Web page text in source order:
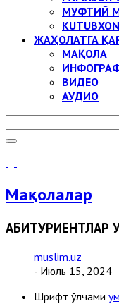
МУФТИЙ
ЖАҲОЛАТГА
МАҚОЛА
ВИДЕО
АУДИО
Мақолалар
АБИТУРИЕНТЛАР
muslim.uz
- Июль 15, 2024
Шрифт ўлчами